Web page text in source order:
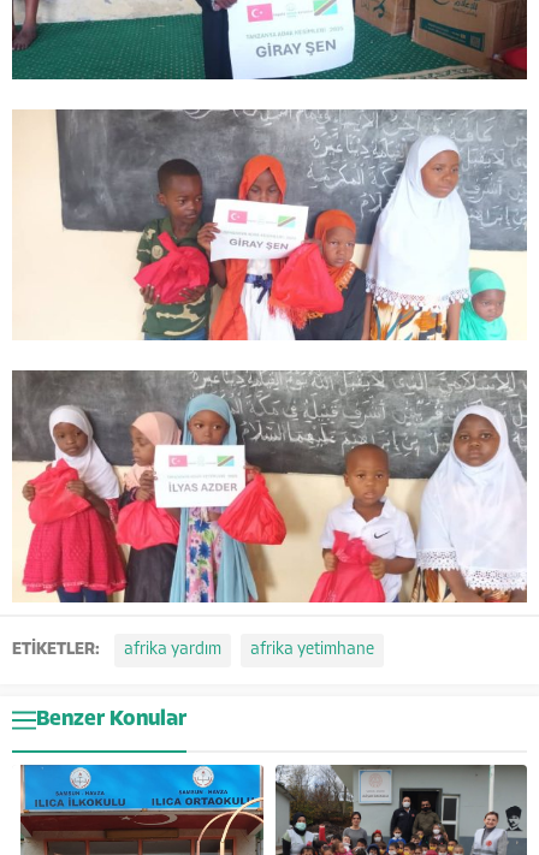
ETİKETLER: afrika yardım afrika yetimhane
Benzer Konular